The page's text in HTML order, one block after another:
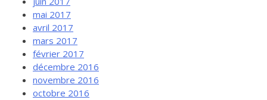
mai 2017
avril 2017
mars 2017
février 2017
décembre 2016
novembre 2016
octobre 2016